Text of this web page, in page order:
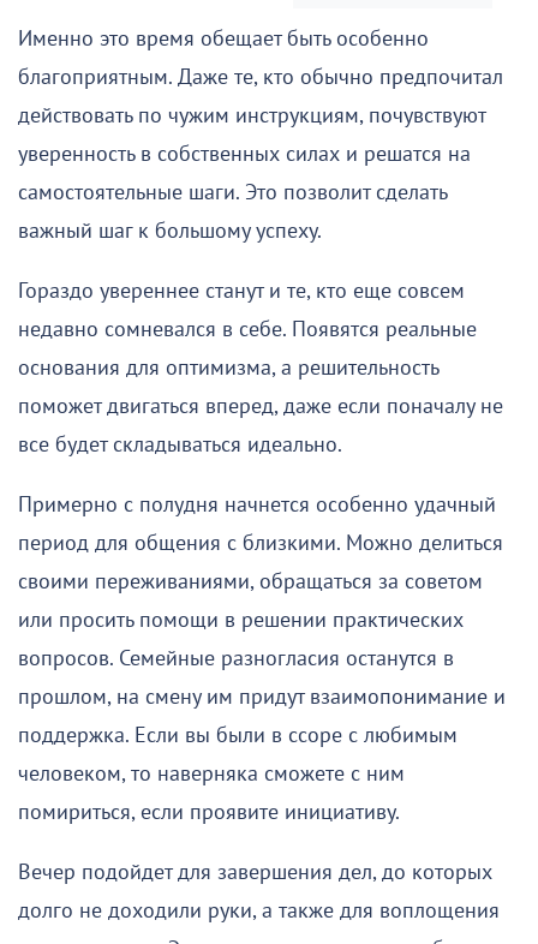
Именно это время обещает быть особенно
благоприятным. Даже те, кто обычно предпочитал
действовать по чужим инструкциям, почувствуют
уверенность в собственных силах и решатся на
самостоятельные шаги. Это позволит сделать
важный шаг к большому успеху.
Гораздо увереннее станут и те, кто еще совсем
недавно сомневался в себе. Появятся реальные
основания для оптимизма, а решительность
поможет двигаться вперед, даже если поначалу не
все будет складываться идеально.
Примерно с полудня начнется особенно удачный
период для общения с близкими. Можно делиться
своими переживаниями, обращаться за советом
или просить помощи в решении практических
вопросов. Семейные разногласия останутся в
прошлом, на смену им придут взаимопонимание и
поддержка. Если вы были в ссоре с любимым
человеком, то наверняка сможете с ним
помириться, если проявите инициативу.
Вечер подойдет для завершения дел, до которых
долго не доходили руки, а также для воплощения